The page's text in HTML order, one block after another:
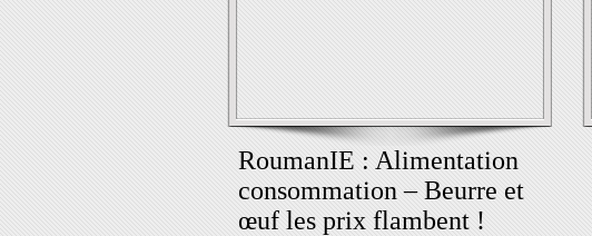
RoumanIE : Alimentation
consommation – Beurre et
œuf les prix flambent !